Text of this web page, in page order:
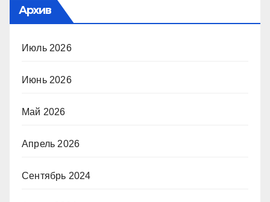
Архив
Июль 2026
Июнь 2026
Май 2026
Апрель 2026
Сентябрь 2024